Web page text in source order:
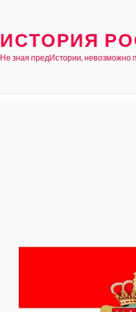
ИСТОРИЯ
Не зная предИстории, невозможно